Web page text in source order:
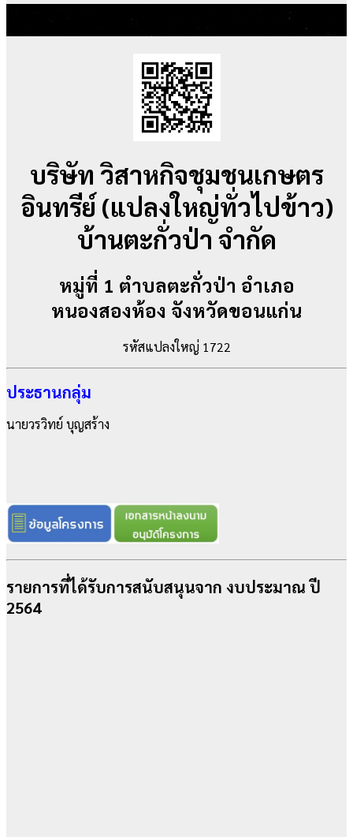
บริษัท วิสาหกิจชุมชนเกษตร
อินทรีย์ (แปลงใหญ่ทั่วไปข้าว)
บ้านตะกั่วป่า จำกัด
หมู่ที่ 1 ตำบลตะกั่วป่า อำเภอ
หนองสองห้อง จังหวัดขอนแก่น
รหัสแปลงใหญ่ 1722
ประธานกลุ่ม
นายวรวิทย์ บุญสร้าง
รายการที่ได้รับการสนับสนุนจาก งบประมาณ ปี
2564